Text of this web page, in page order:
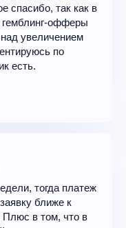
спасибо, так как в
офферы
увеличением
по
есть.
тогда платеж
ближе к
в том, что в